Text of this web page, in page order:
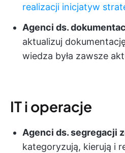
realizacji inicjatyw
Agenci ds.
aktualizuj
wiedza była zawsze
IT i operacje
Agenci ds. segregacji
kategoryzują, kierują i